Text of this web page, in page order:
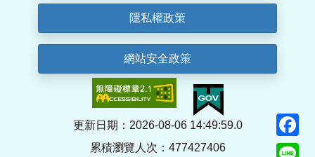
隱私權政策
網站安全政策
更新日期：2026-08-06 14:49:59.0
累積瀏覽人次：477427406